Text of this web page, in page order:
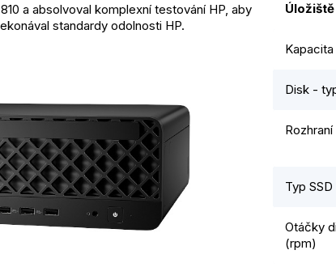
a absolvoval komplexní testování HP, aby
standardy odolnosti HP.
Úložiště
Disk -
Rozhraní
Typ SSD
Otáčky
(rpm)